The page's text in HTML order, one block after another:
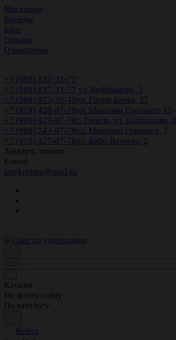
Магазины
Бренды
Блог
Отзывы
О компании
+7 (988) 837-33-77
+7 (988) 837-33-77 ул. Куйбышева, 3
+7 (988) 875-38-49ул. Гаппо Баева, 37
+7 (919) 428-87-78ул. Максима Горького, 15
+7 (919) 423-87-78с. Гизель, ул. Барбашова, 2
+7 (989) 743-87-78ул. Максима Горького, 7
+7 (919) 427-87-78ул. Бибо Ватаева, 2
Заказать звонок
E-mail
larekprime@mail.ru
Каталог
По всему сайту
По каталогу
Войти